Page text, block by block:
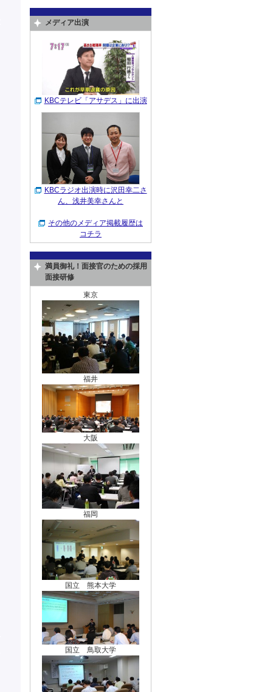
メディア出演
KBCテレビ「アサデス」に出演
KBCラジオ出演時に沢田幸二さ
ん、浅井美幸さんと
その他のメディア掲載履歴は
コチラ
満員御礼！面接官のための採用
面接研修
東京
福井
大阪
福岡
国立 熊本大学
国立 鳥取大学